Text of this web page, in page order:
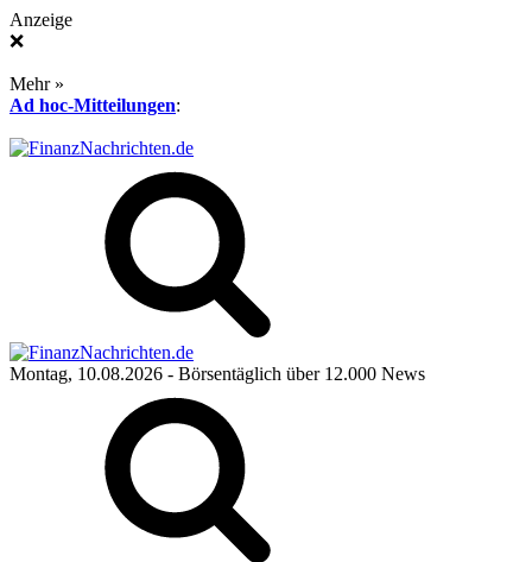
Anzeige
❌
Mehr »
Ad hoc-Mitteilungen:
Montag, 10.08.2026 - Börsentäglich über 12.000 News